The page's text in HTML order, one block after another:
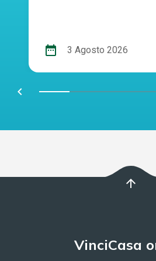
date_range 3 Agosto 2026
chevron_left
arrow_upward
VinciCasa